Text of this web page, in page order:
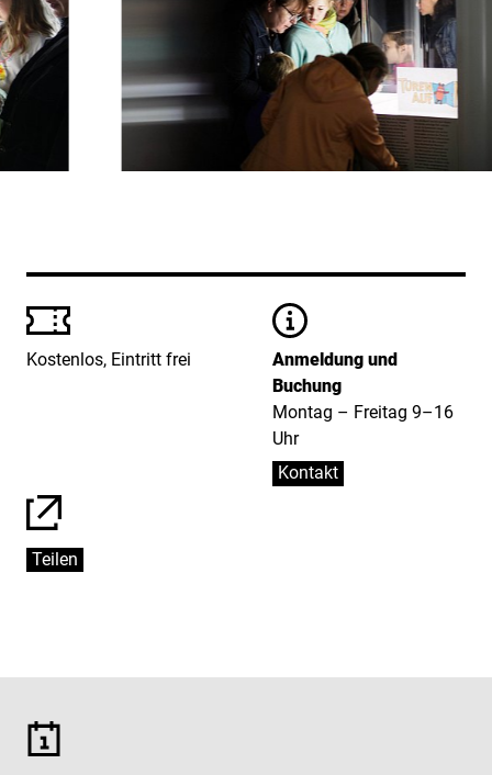
Preise
Kostenlos, Eintritt frei
Informationen
Anmeldung und
Buchung
Montag – Freitag 9–16
Uhr
Kontakt
Teilen